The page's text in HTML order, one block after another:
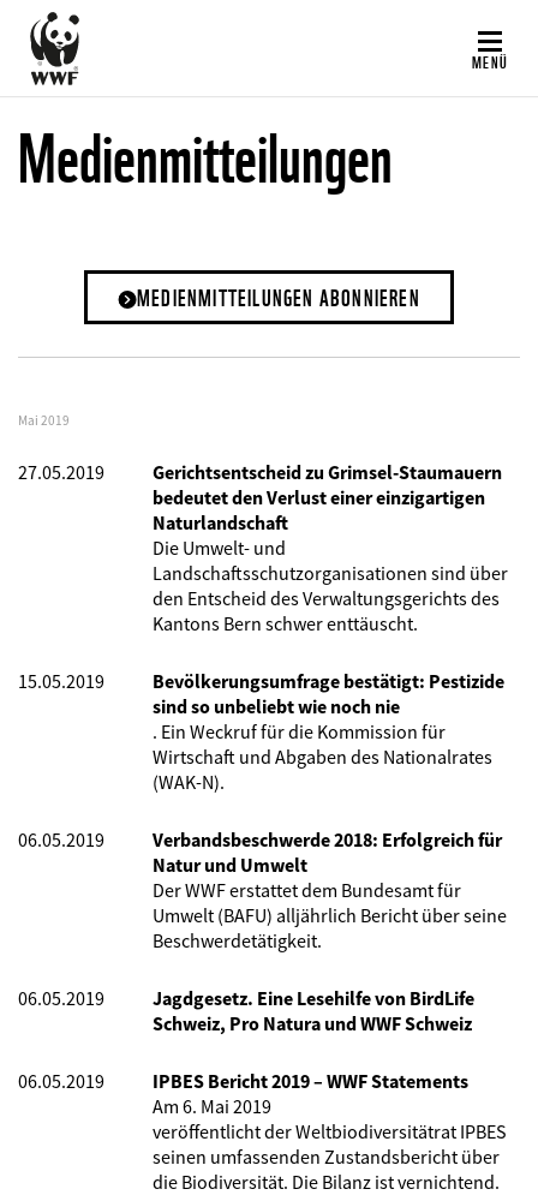
Direkt
zum
Inhalt
MENÜ
Medienmitteilungen
MEDIENMITTEILUNGEN ABONNIEREN
Mai 2019
27.05.2019
Gerichtsentscheid zu Grimsel-Staumauern
bedeutet den Verlust einer einzigartigen
Naturlandschaft
Die Umwelt- und
Landschaftsschutzorganisationen sind über
den Entscheid des Verwaltungsgerichts des
Kantons Bern schwer enttäuscht.
15.05.2019
Bevölkerungsumfrage bestätigt: Pestizide
sind so unbeliebt wie noch nie
. Ein Weckruf für die Kommission für
Wirtschaft und Abgaben des Nationalrates
(WAK-N).
06.05.2019
Verbandsbeschwerde 2018: Erfolgreich für
Natur und Umwelt
Der WWF erstattet dem Bundesamt für
Umwelt (BAFU) alljährlich Bericht über seine
Beschwerdetätigkeit.
06.05.2019
Jagdgesetz. Eine Lesehilfe von BirdLife
Schweiz, Pro Natura und WWF Schweiz
06.05.2019
IPBES Bericht 2019 – WWF Statements
Am 6. Mai 2019
veröffentlicht der Weltbiodiversitätrat IPBES
seinen umfassenden Zustandsbericht über
die Biodiversität. Die Bilanz ist vernichtend.